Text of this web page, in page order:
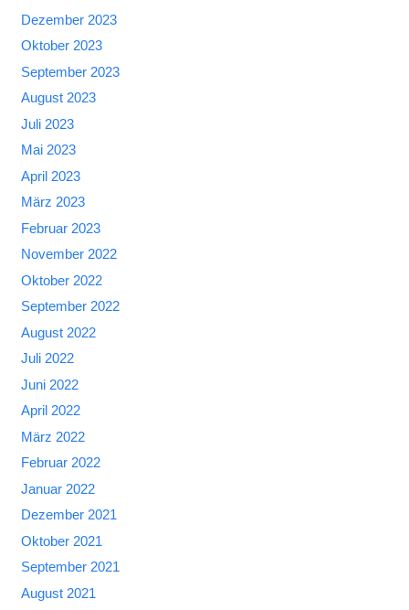
Dezember 2023
Oktober 2023
September 2023
August 2023
Juli 2023
Mai 2023
April 2023
März 2023
Februar 2023
November 2022
Oktober 2022
September 2022
August 2022
Juli 2022
Juni 2022
April 2022
März 2022
Februar 2022
Januar 2022
Dezember 2021
Oktober 2021
September 2021
August 2021